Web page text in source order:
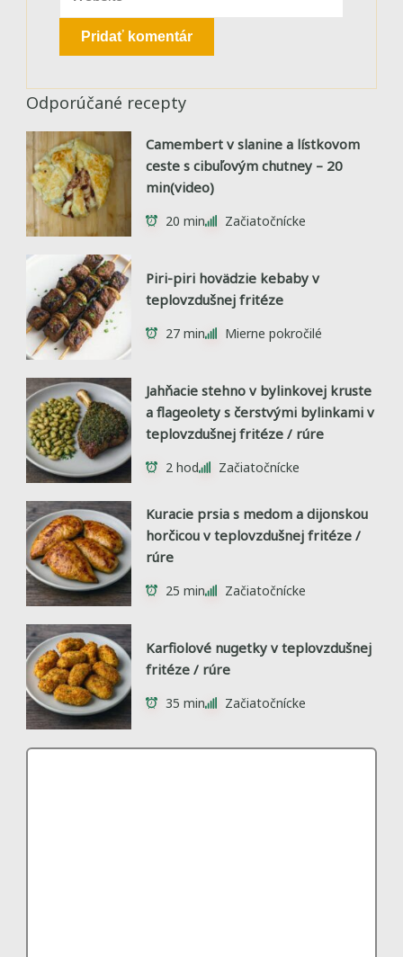
Odporúčané recepty
Camembert v slanine a lístkovom
ceste s cibuľovým chutney – 20
min(video)
20 min Začiatočnícke
Piri-piri hovädzie kebaby v
teplovzdušnej fritéze
27 min Mierne pokročilé
Jahňacie stehno v bylinkovej kruste
a flageolety s čerstvými bylinkami v
teplovzdušnej fritéze / rúre
2 hod Začiatočnícke
Kuracie prsia s medom a dijonskou
horčicou v teplovzdušnej fritéze /
rúre
25 min Začiatočnícke
Karfiolové nugetky v teplovzdušnej
fritéze / rúre
35 min Začiatočnícke